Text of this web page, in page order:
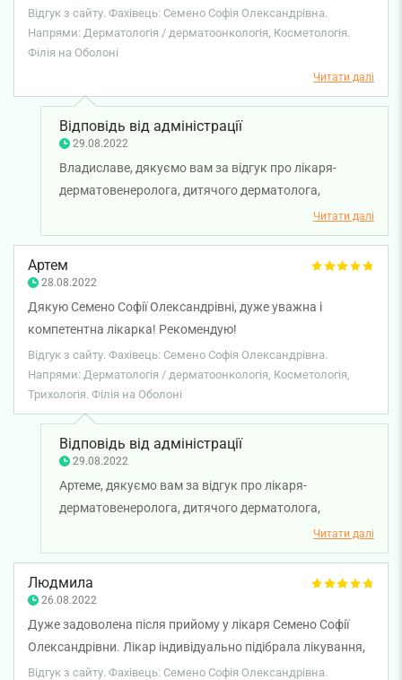
прийом до Софії Олександрівни. Спочатку була
консультація, а через пару днів зробила видалення, все
пройшло досить швидко і безболісно, потім надала у
друкованому вигляді рекомендації по догляду. Клініка і
лікар справили позитивне враження)
Відгук з сайту. Фахівець: Семено Софія Олександрівна.
Напрями: Дерматологія / дерматоонкологія, Косметологія.
Філія на Оболоні
Читати далі
Відповідь від адміністрації
29.08.2022
Владиславе, дякуємо вам за відгук про лікаря-
дерматовенеролога, дитячого дерматолога,
Олександрівну. Бажаємо вам міцного здоров'я!
Читати далі
Артем
28.08.2022
Дякую Семено Софії Олександрівні, дуже уважна і
компетентна лікарка! Рекомендую!
Відгук з сайту. Фахівець: Семено Софія Олександрівна.
Напрями: Дерматологія / дерматоонкологія, Косметологія,
Трихологія. Філія на Оболоні
Відповідь від адміністрації
29.08.2022
Артеме, дякуємо вам за відгук про лікаря-
дерматовенеролога, дитячого дерматолога,
Олександрівну. Бажаємо вам міцного здоров'я!
Читати далі
Людмила
26.08.2022
Дуже задоволена після прийому у лікаря Семено Софії
Олександрівни. Лікар індивідуально підібрала лікування,
яке допомогло за тиждень. Надала необхідний супровід
Відгук з сайту. Фахівець: Семено Софія Олександрівна.